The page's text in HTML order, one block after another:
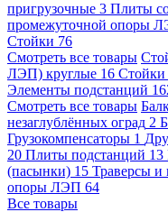
пригрузочные 3 Плиты
промежуточной опоры
Стойки 76
Смотреть все товары
ЛЭП) круглые 16 Стойки
Элементы подстанций
Смотреть все товары
незаглублённых оград 2
Грузокомпенсаторы 1
20 Плиты подстанций 13
(пасынки) 15 Траверсы и
опоры ЛЭП 64
Все товары